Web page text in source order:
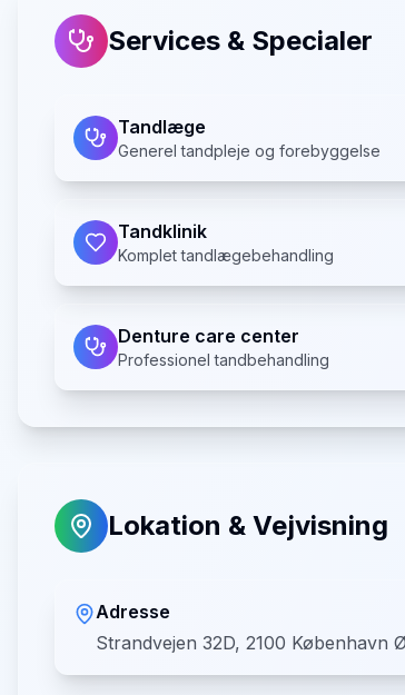
Services & Specialer
Tandlæge
Generel tandpleje og forebyggelse
Tandklinik
Komplet tandlægebehandling
Denture care center
Professionel tandbehandling
Lokation & Vejvisning
Adresse
Strandvejen 32D, 2100 København Ø